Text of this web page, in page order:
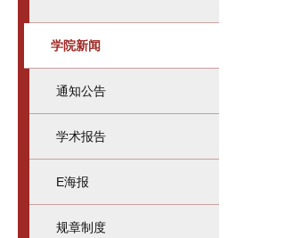
学院新闻
通知公告
学术报告
E海报
规章制度